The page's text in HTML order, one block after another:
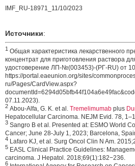
IMF _RU-18971_11/10/2023
Источники:
1 Общая характеристика лекарственного
концентрат для приготовления раствора
удостоверение ЛП-№(003453)-(РГ-RU) от
https://portal.eaeunion.org/sites/
ru/Pages/CardView.aspx?
07.11.2023).
2 Abou-Alfa, G. K. et al. Tremelimumab plus
Hepatocellular Carcinoma. NEJM Evid. 78,
3 Sangro B et al. Presented at: ESMO World
Cancer; June 28-July 1, 2023; Barcelona,
4 Lafaro KJ, et al. Surg Oncol Clin N Am.
5 EASL Clinical Practice Guidelines:
carcinoma. J Hepatol. 2018;69(1):182−236.
6